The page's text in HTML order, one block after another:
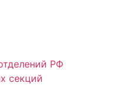
РФ
секций